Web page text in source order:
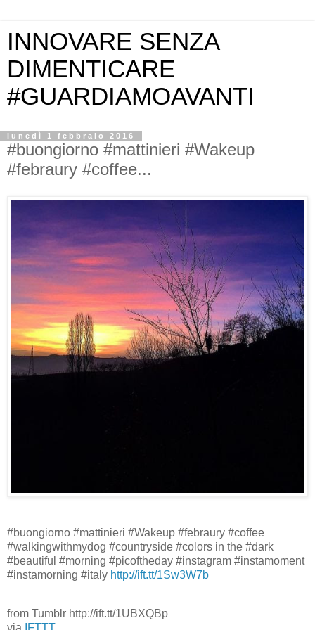
INNOVARE SENZA
DIMENTICARE
#GUARDIAMOAVANTI
lunedì 1 febbraio 2016
#buongiorno #mattinieri #Wakeup
#febraury #coffee...
#buongiorno #mattinieri #Wakeup #febraury #coffee
#walkingwithmydog #countryside #colors in the #dark
#beautiful #morning #picoftheday #instagram #instamoment
#instamorning #italy http://ift.tt/1Sw3W7b
from Tumblr http://ift.tt/1UBXQBp